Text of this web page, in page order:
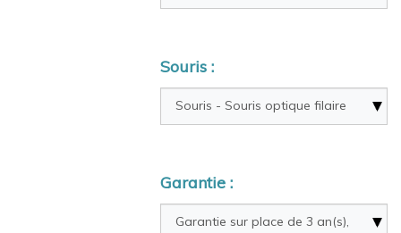
Souris :
Garantie :